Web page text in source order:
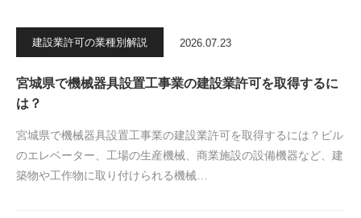
建設業許可の業種別解説 2026.07.23
宮城県で機械器具設置工事業の建設業許可を取得するに
は？
宮城県で機械器具設置工事業の建設業許可を取得するには？ビル
のエレベーター、工場の生産機械、商業施設の設備機器など、建
築物や工作物に取り付けられる機械…